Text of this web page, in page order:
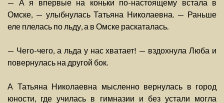
— А я впервые на коньки по-настоящему встала в
Омске, — улыбнулась Татьяна Николаевна. — Раньше
еле плелась по льду, а в Омске раскаталась.
— Чего-чего, а льда у нас хватает! — вздохнула Люба и
повернулась на другой бок.
А Татьяна Николаевна мысленно вернулась в город
юности, где училась в гимназии и без устали могла